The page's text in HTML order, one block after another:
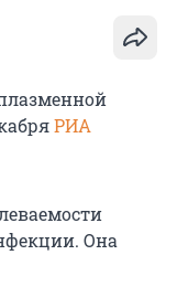
РИА
Она